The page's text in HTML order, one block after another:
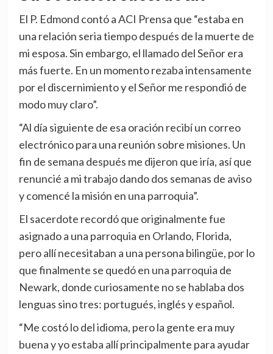
El P. Edmond contó a ACI Prensa que “estaba en
una relación seria tiempo después de la muerte de
mi esposa. Sin embargo, el llamado del Señor era
más fuerte. En un momento rezaba intensamente
por el discernimiento y el Señor me respondió de
modo muy claro”.
“Al día siguiente de esa oración recibí un correo
electrónico para una reunión sobre misiones. Un
fin de semana después me dijeron que iría, así que
renuncié a mi trabajo dando dos semanas de aviso
y comencé la misión en una parroquia”.
El sacerdote recordó que originalmente fue
asignado a una parroquia en Orlando, Florida,
pero allí necesitaban a una persona bilingüe, por lo
que finalmente se quedó en una parroquia de
Newark, donde curiosamente no se hablaba dos
lenguas sino tres: portugués, inglés y español.
“Me costó lo del idioma, pero la gente era muy
buena y yo estaba allí principalmente para ayudar